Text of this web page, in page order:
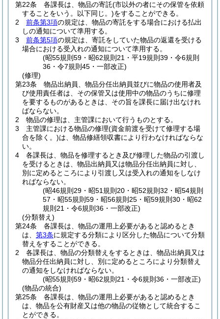
第22条
各課長は、物品の寄託(市以外の者にその保管を依頼
することをいう。以下同じ。)をすることができる。
2
前条第3項の規定は、物品の寄託をする場合における払出
しの通知について準用する。
3
前条第5項の規定は、寄託をしていた物品の返還を受ける
場合における受入れの通知について準用する。
(昭55規則59・昭62規則21・平19規則39・令6規則
36・令7規則45・一部改正)
(修理)
第23条
物品出納員、物品分任出納員並びに物品の使用者及
び使用責任者は、その保管又は使用中の物品のうちに修理
を要するものがあるときは、その旨を課長に届け出なけれ
ばならない。
2
物品の修理は、主管課において行うものとする。
3
主管課における物品の修理(資金前渡を受けて修理する場
合を除く。)は、物品修繕領収書により行わなければならな
い。
4
各課長は、物品を修理するとき及び修理した物品の引渡し
を受けるときは、物品出納員又は物品分任出納員に対し、
別に定めるところにより引渡し又は受入れの通知をしなけ
ればならない。
(昭46規則29・昭51規則20・昭52規則32・昭54規則
57・昭55規則59・昭56規則25・昭59規則30・昭62
規則21・令6規則36・一部改正)
(分類替え)
第24条
各課長は、物品の運用上必要があると認めるとき
は、 第3条に規定する分類により区分した物品について分類
替えをすることができる。
2
各課長は、物品の分類替えをするときは、物品出納員又は
物品分任出納員に対し、別に定めるところにより分類替え
の通知をしなければならない。
(昭55規則59・昭62規則21・令6規則36・一部改正)
(物品の統合)
第25条
各課長は、物品の運用上必要があると認めるとき
は、物品を公有財産又は他の物品の従物として統合するこ
とができる。